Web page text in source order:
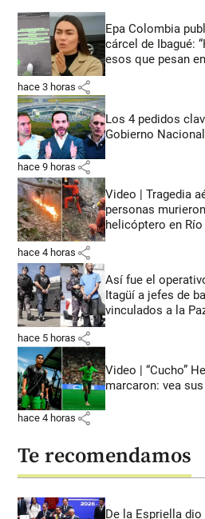
Epa Colombia
cárcel de Ibagué:
esos que pesan
hace 3 horas share
Los 4 pedidos
Gobierno Nacional
hace 9 horas share
Video | Tragedia
personas
helicóptero en
hace 4 horas share
Así fue el
Itagüí a jefes de
vinculados a la
hace 5 horas share
Video | “Cucho”
marcaron: vea
hace 4 horas share
Te recomendamos
De la Espriella